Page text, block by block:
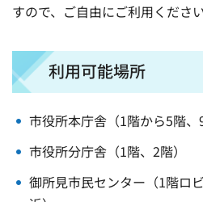
すので、ご自由にご利用ください
利用可能場所
市役所本庁舎（1階から5階、
市役所分庁舎（1階、2階）
御所見市民センター（1階ロ